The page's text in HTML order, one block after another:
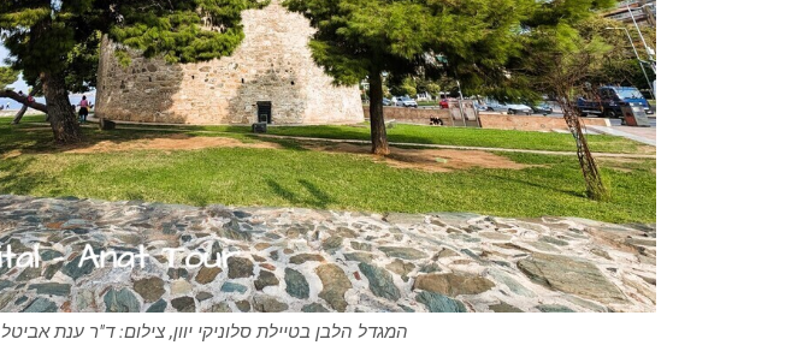
המגדל הלבן בטיילת סלוניקי יוון, צילום: ד"ר ענת אביטל